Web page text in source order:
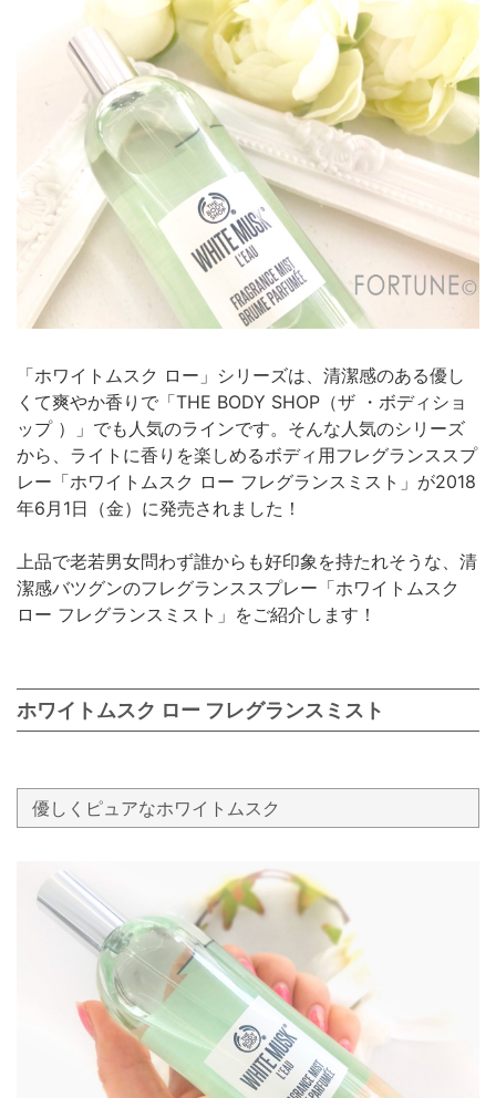
「ホワイトムスク ロー」シリーズは、清潔感のある優し
くて爽やか香りで「THE BODY SHOP（ザ ・ボディショ
ップ ）」でも人気のラインです。そんな人気のシリーズ
から、ライトに香りを楽しめるボディ用フレグランススプ
レー「ホワイトムスク ロー フレグランスミスト」が2018
年6月1日（金）に発売されました！
上品で老若男女問わず誰からも好印象を持たれそうな、清
潔感バツグンのフレグランススプレー「ホワイトムスク
ロー フレグランスミスト」をご紹介します！
ホワイトムスク ロー フレグランスミスト
優しくピュアなホワイトムスク